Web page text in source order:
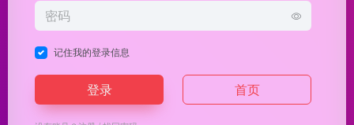
记住我的登录信息
登录 首页